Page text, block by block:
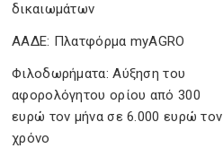
δικαιωμάτων
ΑΑΔΕ: Πλατφόρμα myAGRO
Φιλοδωρήματα: Αύξηση του
αφορολόγητου ορίου από 300
ευρώ τον μήνα σε 6.000 ευρώ τον
χρόνο